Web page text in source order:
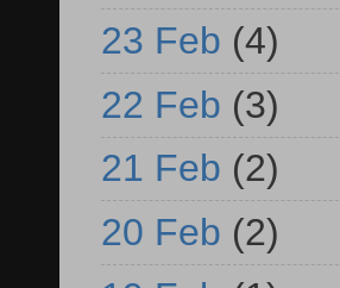
23 Feb (4)
22 Feb (3)
21 Feb (2)
20 Feb (2)